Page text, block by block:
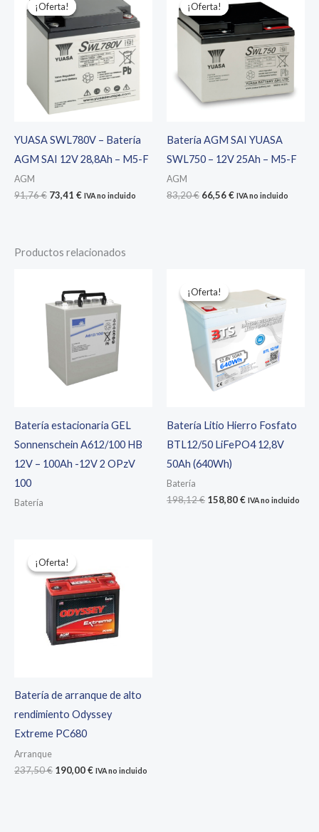
¡Oferta!
¡Oferta!
YUASA SWL780V – Batería
AGM SAI 12V 28,8Ah – M5-F
AGM
91,76€ El
73,41 €ElIVA no incluido
¡Oferta!
¡Oferta!
Batería AGM SAI YUASA
SWL750 – 12V 25Ah – M5-F
AGM
83,20€ El
66,56€ElIVA no incluido
Productos relacionados
Batería estacionaria GEL
Sonnenschein A612/100 HB
12V – 100Ah -12V 2 OPzV
100
Batería
¡Oferta!
¡Oferta!
Batería Litio Hierro Fosfato
BTL12/50 LiFePO4 12,8V
50Ah (640Wh)
Batería
198,12€ El
158,80€ElIVA no incluido
¡Oferta!
¡Oferta!
Batería de arranque de alto
rendimiento Odyssey
Extreme PC680
Arranque
237,50€ El
190,00€ElIVA no incluido